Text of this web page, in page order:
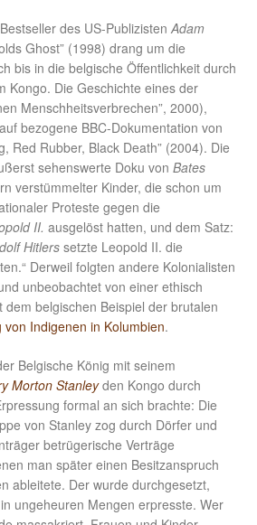
des US-PublizistenAdam
Ghost” (1998) drang um die
bis in die belgische Öffentlichkeit durch
Kongo. Die Geschichte eines der
Menschheitsverbrechen”, 2000),
bezogene BBC-Dokumentation von
Red Rubber, Black Death” (2004). Die
sehenswerte Doku von Bates
verstümmelter Kinder, die schon um
Proteste gegen die
II. ausgelöst hatten, und dem Satz:
Hitlerssetzte Leopold II. die
Derweil folgten andere Kolonialisten
unbeobachtet von einer ethisch
dem belgischen Beispiel der brutalen
von Indigenen in Kolumbien.
Belgische König mit seinem
Morton Stanleyden Kongo durch
formal an sich brachte: Die
von Stanley zog durch Dörfer und
betrügerische Verträge
man später einen Besitzanspruch
ableitete. Der wurde durchgesetzt,
ungeheuren Mengen erpresste. Wer